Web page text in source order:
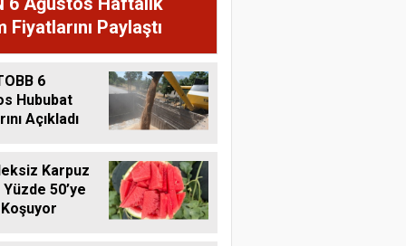
Fiyatlarını Paylaştı
6
Hububat
Açıkladı
Karpuz
Yüzde 50’ye